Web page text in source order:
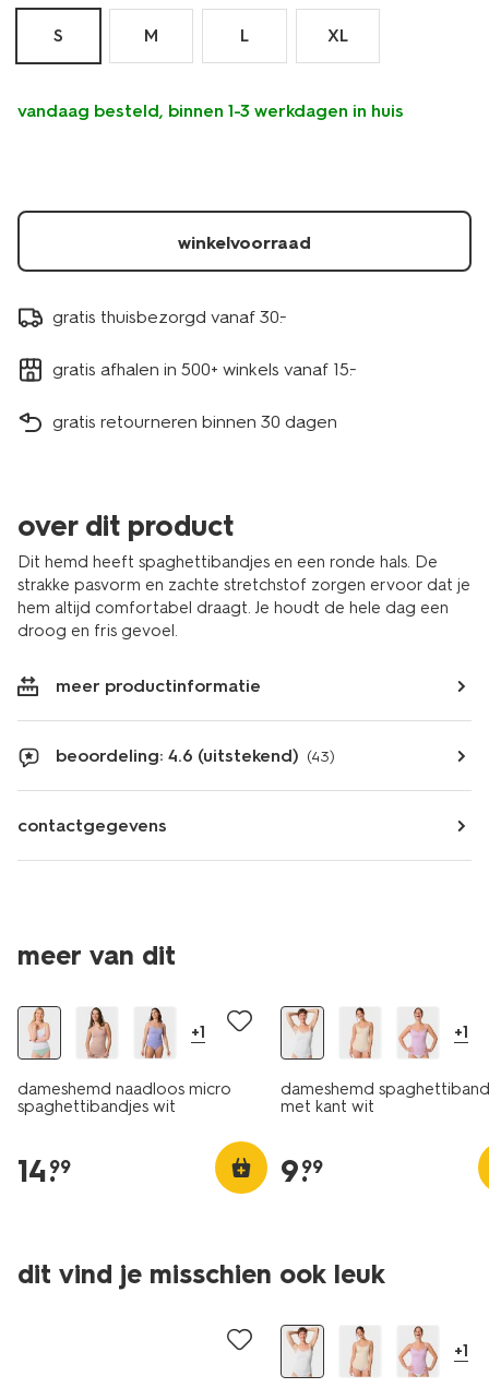
S M L XL
vandaag besteld, binnen 1-3 werkdagen in huis
winkelvoorraad
gratis thuisbezorgd vanaf 30.-
gratis afhalen in 500+ winkels vanaf 15.-
gratis retourneren binnen 30 dagen
over dit product
Dit hemd heeft spaghettibandjes en een ronde hals. De
strakke pasvorm en zachte stretchstof zorgen ervoor dat je
hem altijd comfortabel draagt. Je houdt de hele dag een
droog en fris gevoel.
meer productinformatie
beoordeling: 4.6 (uitstekend) (43)
contactgegevens
meer van dit
30% korting
+1
dameshemd naadloos micro
spaghettibandjes wit
14.
99
+1
dameshemd
met kant wit
9.
99
dit vind je misschien ook leuk
3+1 gratis
+1